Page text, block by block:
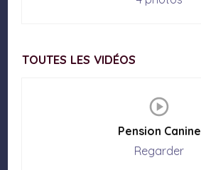
TOUTES LES VIDÉOS
Pension Canine
Regarder